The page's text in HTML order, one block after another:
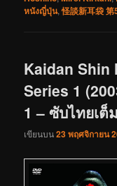
หนังญี่ปุ่น,怪談新耳袋
Kaidan Shin
Series 1
1 – ซับไทยเต็
เขียนบน23 พฤศจิกายน